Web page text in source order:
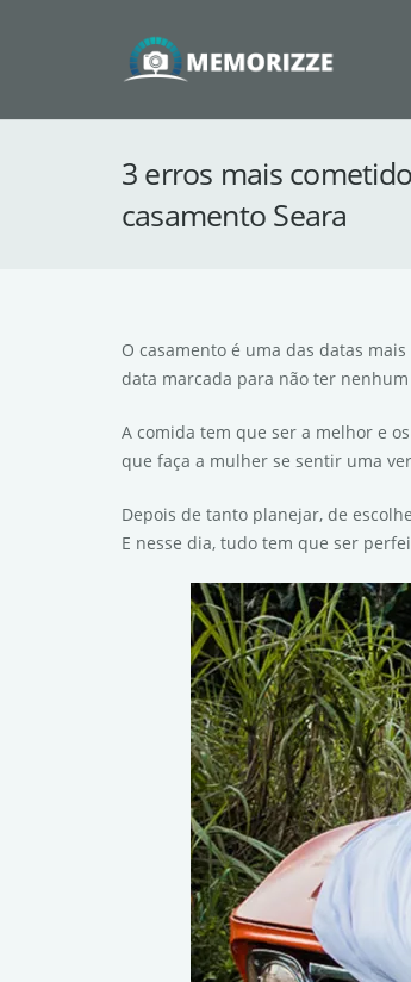
3 erros mais
casamento Seara
O casamento é uma das datas
data marcada para não ter
A comida tem que ser a melhor e
que faça a mulher se sentir uma
Depois de tanto planejar, de
E nesse dia, tudo tem que ser